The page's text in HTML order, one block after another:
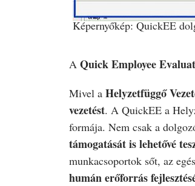
Képernyőkép: QuickEE
A Quick Employee
Mivel a Helyzetfüggő
vezetést. A QuickEE a
formája. Nem csak a
támogatását is lehetővé
munkacsoportok sőt, az
humán erőforrás